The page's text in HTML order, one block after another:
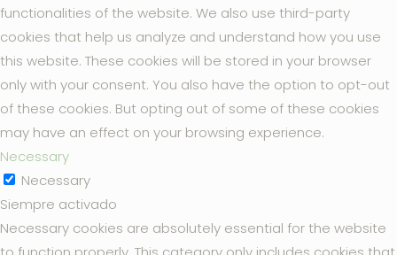
functionalities of the website. We also use third-party
cookies that help us analyze and understand how you use
this website. These cookies will be stored in your browser
only with your consent. You also have the option to opt-out
of these cookies. But opting out of some of these cookies
may have an effect on your browsing experience.
Necessary
Necessary
Siempre activado
Necessary cookies are absolutely essential for the website